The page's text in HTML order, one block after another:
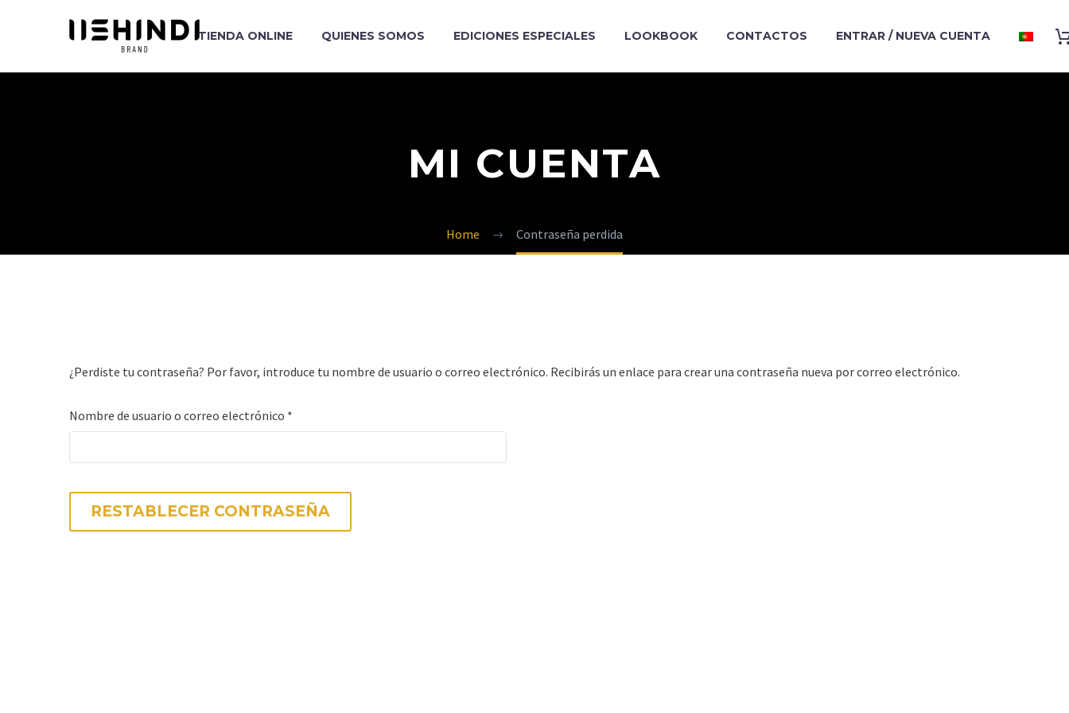
TIENDA ONLINE QUIENES SOMOS EDICIONES ESPECIALES LOOKBOOK CONTACTOS ENTRAR / NUEVA CUENTA
MI CUENTA
Home Contraseña perdida
¿Perdiste tu contraseña? Por favor, introduce tu nombre de usuario o correo electrónico. Recibirás un enlace para crear una contraseña nueva por correo electrónico.
Nombre de usuario o correo electrónico *
RESTABLECER CONTRASEÑA